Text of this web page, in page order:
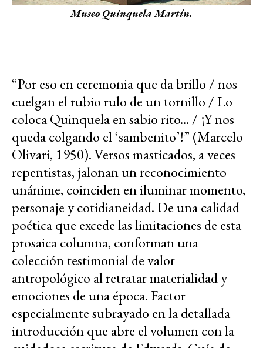
Museo Quinquela Martín.
“Por eso en ceremonia que da brillo / nos
cuelgan el rubio rulo de un tornillo / Lo
coloca Quinquela en sabio rito... / ¡Y nos
queda colgando el ‘sambenito’!” (Marcelo
Olivari, 1950). Versos masticados, a veces
repentistas, jalonan un reconocimiento
unánime, coinciden en iluminar momento,
personaje y cotidianeidad. De una calidad
poética que excede las limitaciones de esta
prosaica columna, conforman una
colección testimonial de valor
antropológico al retratar materialidad y
emociones de una época. Factor
especialmente subrayado en la detallada
introducción que abre el volumen con la